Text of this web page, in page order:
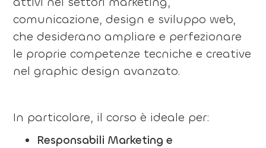
comunicazione, design e sviluppo web,
che desiderano ampliare e perfezionare
le proprie competenze tecniche e creative
nel graphic design avanzato.
In particolare, il corso è ideale per:
Responsabili Marketing e